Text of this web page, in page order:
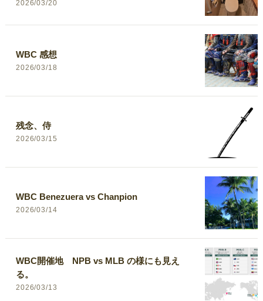
2026/03/20
WBC 感想
2026/03/18
残念、侍
2026/03/15
WBC Benezuera vs Chanpion
2026/03/14
WBC開催地 NPB vs MLB の様にも見え
る。
2026/03/13